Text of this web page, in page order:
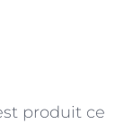
produit ce